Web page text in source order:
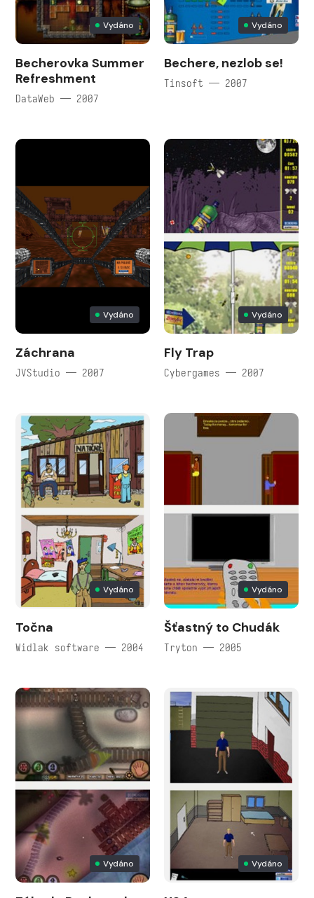
Vydáno
Becherovka Summer
Refreshment
DataWeb — 2007
Vydáno
Bechere, nezlob se!
Tinsoft — 2007
Vydáno
Záchrana
JVStudio — 2007
Vydáno
Fly Trap
Cybergames — 2007
Vydáno
Točna
Widlak software — 2004
Vydáno
Šťastný to Chudák
Tryton — 2005
Vydáno Vydáno